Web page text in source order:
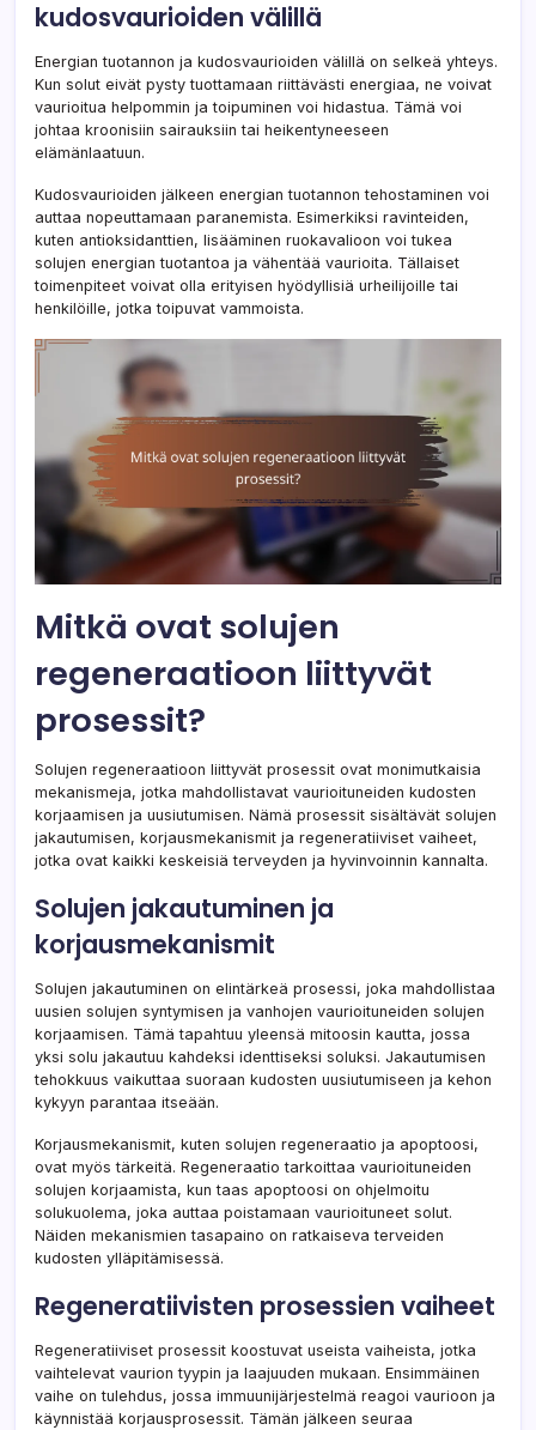
kudosvaurioiden välillä
Energian tuotannon ja kudosvaurioiden välillä on selkeä yhteys.
Kun solut eivät pysty tuottamaan riittävästi energiaa, ne voivat
vaurioitua helpommin ja toipuminen voi hidastua. Tämä voi
johtaa kroonisiin sairauksiin tai heikentyneeseen
elämänlaatuun.
Kudosvaurioiden jälkeen energian tuotannon tehostaminen voi
auttaa nopeuttamaan paranemista. Esimerkiksi ravinteiden,
kuten antioksidanttien, lisääminen ruokavalioon voi tukea
solujen energian tuotantoa ja vähentää vaurioita. Tällaiset
toimenpiteet voivat olla erityisen hyödyllisiä urheilijoille tai
henkilöille, jotka toipuvat vammoista.
Mitkä ovat solujen
regeneraatioon liittyvät
prosessit?
Solujen regeneraatioon liittyvät prosessit ovat monimutkaisia
mekanismeja, jotka mahdollistavat vaurioituneiden kudosten
korjaamisen ja uusiutumisen. Nämä prosessit sisältävät solujen
jakautumisen, korjausmekanismit ja regeneratiiviset vaiheet,
jotka ovat kaikki keskeisiä terveyden ja hyvinvoinnin kannalta.
Solujen jakautuminen ja
korjausmekanismit
Solujen jakautuminen on elintärkeä prosessi, joka mahdollistaa
uusien solujen syntymisen ja vanhojen vaurioituneiden solujen
korjaamisen. Tämä tapahtuu yleensä mitoosin kautta, jossa
yksi solu jakautuu kahdeksi identtiseksi soluksi. Jakautumisen
tehokkuus vaikuttaa suoraan kudosten uusiutumiseen ja kehon
kykyyn parantaa itseään.
Korjausmekanismit, kuten solujen regeneraatio ja apoptoosi,
ovat myös tärkeitä. Regeneraatio tarkoittaa vaurioituneiden
solujen korjaamista, kun taas apoptoosi on ohjelmoitu
solukuolema, joka auttaa poistamaan vaurioituneet solut.
Näiden mekanismien tasapaino on ratkaiseva terveiden
kudosten ylläpitämisessä.
Regeneratiivisten prosessien vaiheet
Regeneratiiviset prosessit koostuvat useista vaiheista, jotka
vaihtelevat vaurion tyypin ja laajuuden mukaan. Ensimmäinen
vaihe on tulehdus, jossa immuunijärjestelmä reagoi vaurioon ja
käynnistää korjausprosessit. Tämän jälkeen seuraa